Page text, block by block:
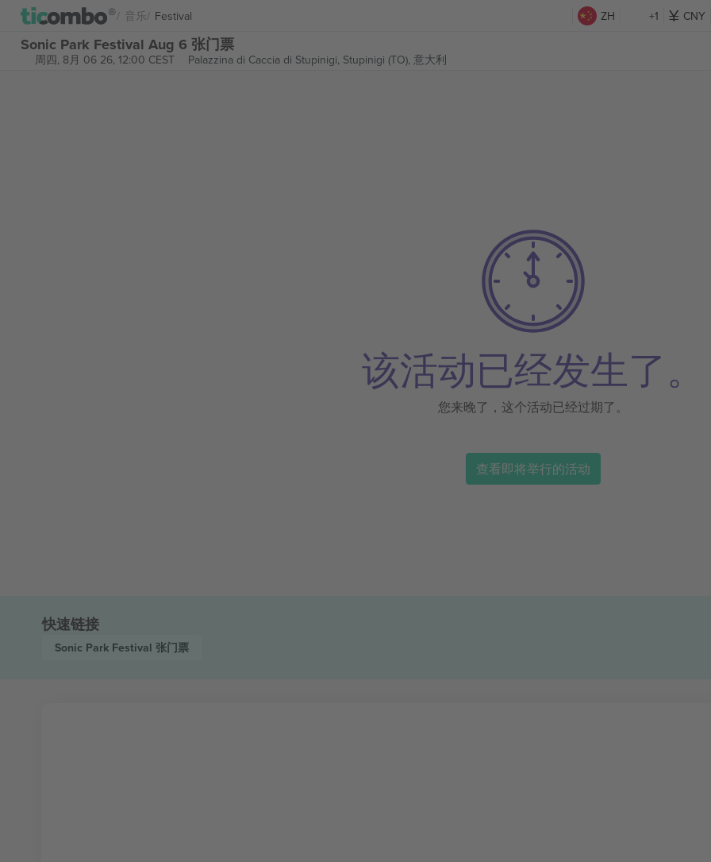
音乐 Festival ZH +1 CNY
Sonic Park Festival Aug 6 张门票
周四, 8月 06 26, 12:00 CEST Palazzina di Caccia di Stupinigi, Stupinigi (TO), 意大利
该活动已经发生了。
您来晚了，这个活动已经过期了。
查看即将举行的活动
快速链接
Sonic Park Festival 张门票